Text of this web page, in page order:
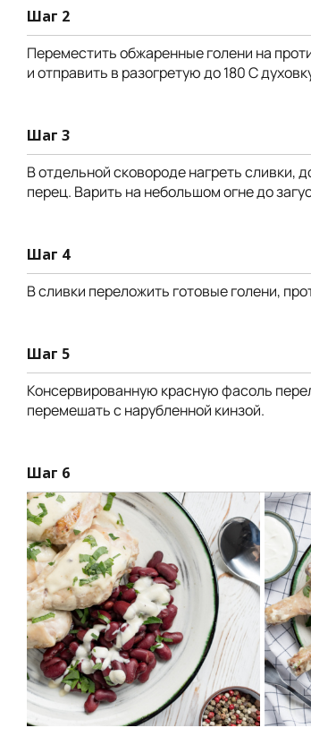
Шаг 2
Переместить обжаренные голени на
и отправить в разогретую до 180 С
Шаг 3
В отдельной сковороде нагреть сливки,
перец. Варить на небольшом огне до
Шаг 4
В сливки переложить готовые голени,
Шаг 5
Консервированную красную фасоль
перемешать с нарубленной кинзой.
Шаг 6